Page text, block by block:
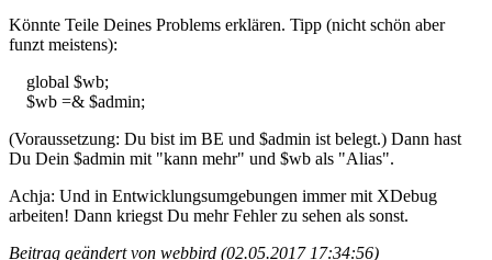
Könnte Teile Deines Problems erklären. Tipp (nicht schön aber
funzt meistens):
global $wb;
$wb =& $admin;
(Voraussetzung: Du bist im BE und $admin ist belegt.) Dann hast
Du Dein $admin mit "kann mehr" und $wb als "Alias".
Achja: Und in Entwicklungsumgebungen immer mit XDebug
arbeiten! Dann kriegst Du mehr Fehler zu sehen als sonst.
Beitrag geändert von webbird (02.05.2017 17:34:56)